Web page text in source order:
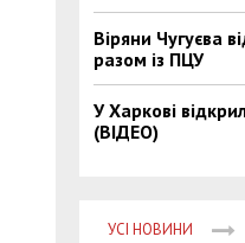
Віряни Чугуєва
разом із ПЦУ
У Харкові
(ВІДЕО)
УСІ НОВИНИ